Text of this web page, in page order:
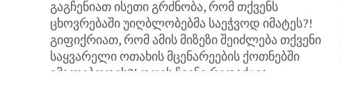
გაგჩენიათ ისეთი გრძნობა, რომ თქვენს
ცხოვრებაში უიღბლობებმა საეჭვოდ იმატეს?!
გიფიქრიათ, რომ ამის მიზეზი შეიძლება თქვენი
საყვარელი ოთახის მცენარეების ქოთნებში
იმალებოდეს?! დღეს ჩვენი რედაქცია